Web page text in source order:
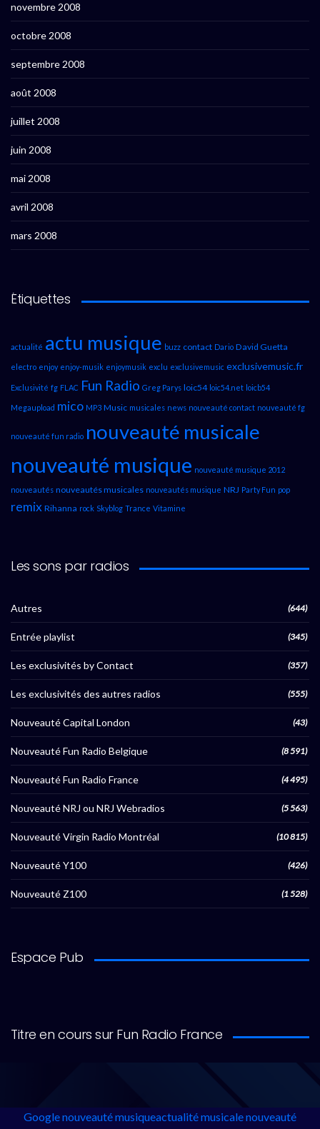
novembre 2008
octobre 2008
septembre 2008
août 2008
juillet 2008
juin 2008
mai 2008
avril 2008
mars 2008
Étiquettes
actualité actu musique buzz contact Dario David Guetta
electro enjoy enjoy-musik enjoymusik exclu exclusivemusic exclusivemusic.fr
Exclusivité fg FLAC Fun Radio Greg Parys loic54 loic54.net loicb54
Megaupload mico MP3 Music musicales news nouveauté contact nouveauté fg
nouveauté fun radio nouveauté musicale
nouveauté musique nouveauté musique 2012
nouveautés nouveautés musicales nouveautés musique NRJ Party Fun pop
remix Rihanna rock Skyblog Trance Vitamine
Les sons par radios
Autres (644)
Entrée playlist (345)
Les exclusivités by Contact (357)
Les exclusivités des autres radios (555)
Nouveauté Capital London (43)
Nouveauté Fun Radio Belgique (8 591)
Nouveauté Fun Radio France (4 495)
Nouveauté NRJ ou NRJ Webradios (5 563)
Nouveauté Virgin Radio Montréal (10 815)
Nouveauté Y100 (426)
Nouveauté Z100 (1 528)
Espace Pub
Titre en cours sur Fun Radio France
Googlenouveauté musiqueactualité musicalenouveauté